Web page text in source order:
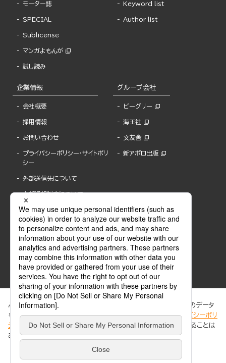
モーター誌
SPECIAL
Sublicense
マンガよもんが
試し読み
Keyword list
Author list
企業情報
会社概要
採用情報
お問い合わせ
プライバシーポリシー・サイトポリ
シー
外部送信先について
内部通報制度について
グループ会社
ビーグリー
海王社
文友舎
新アポロ出版
ABJマークは、この電子書店・電子書籍配信サービスが、著作権者からコンテンツ使用許諾を
得た正規版配信サービスであることを示す登録商標(登録番号 第6091713号)です。
ABJマークの詳細、ABJマークを掲示しているサービスの一覧はこちら。
ぶんか社が運営するサイトでは、利便性向上のためにCookie等のデータ
を使用しています。 当社のCookieについての詳細は、「プライバシーポリ
シー
」をご覧ください。当サイトでは、訪問者の個人情報を追跡することは
ありません。